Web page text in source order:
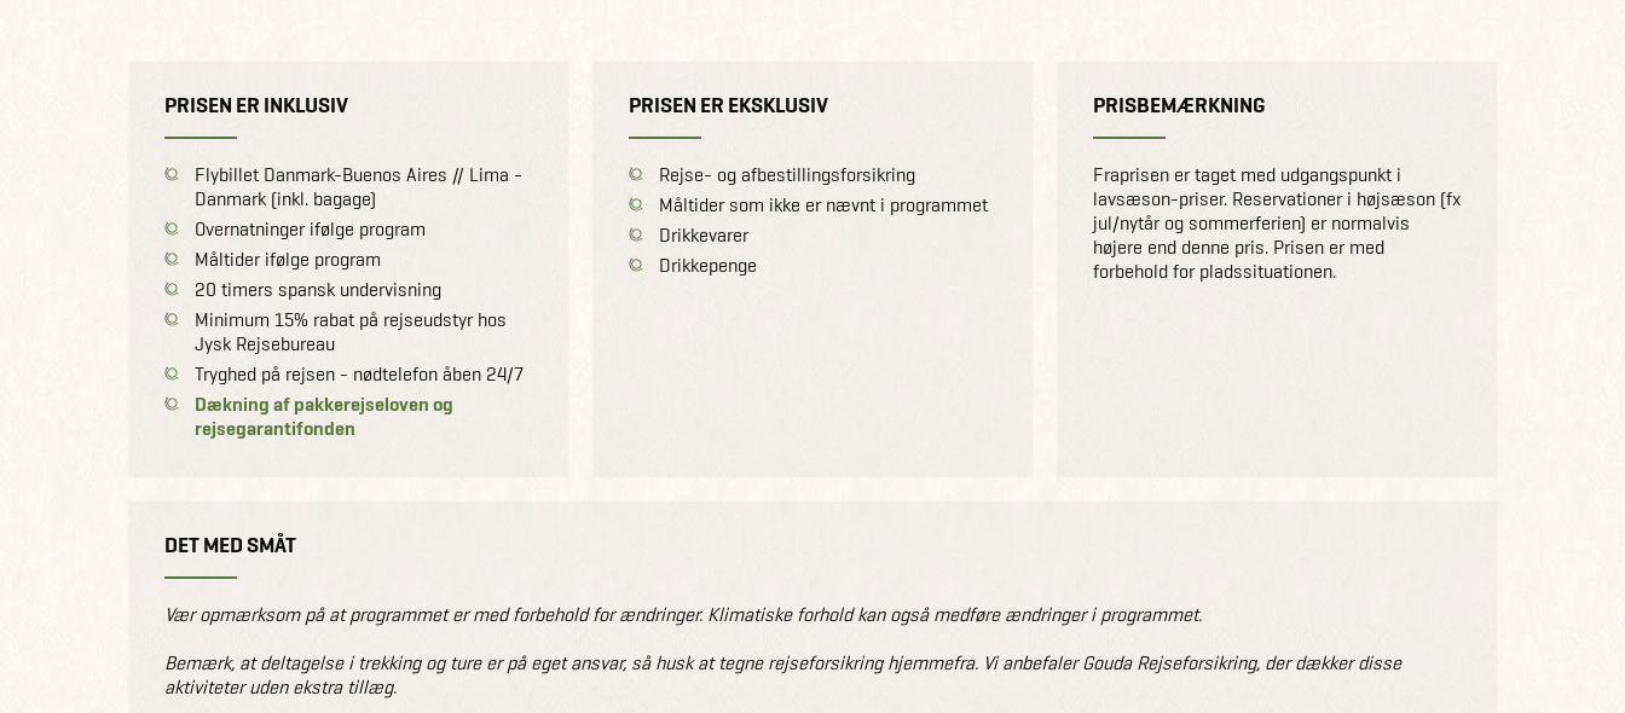
PRISEN ER INKLUSIV
Flybillet Danmark-Buenos Aires // Lima -
Danmark (inkl. bagage)
Overnatninger ifølge program
Måltider ifølge program
20 timers spansk undervisning
Minimum 15% rabat på rejseudstyr hos
Jysk Rejsebureau
Tryghed på rejsen - nødtelefon åben 24/7
Dækning af pakkerejseloven og
rejsegarantifonden
PRISEN ER EKSKLUSIV
Rejse- og afbestillingsforsikring
Måltider som ikke er nævnt i programmet
Drikkevarer
Drikkepenge
PRISBEMÆRKNING
Fraprisen er taget med udgangspunkt i
lavsæson-priser. Reservationer i højsæson (fx
jul/nytår og sommerferien) er normalvis
højere end denne pris. Prisen er med
forbehold for pladssituationen.
DET MED SMÅT
Vær opmærksom på at programmet er med forbehold for ændringer. Klimatiske forhold kan også medføre ændringer i programmet.
Bemærk, at deltagelse i trekking og ture er på eget ansvar, så husk at tegne rejseforsikring hjemmefra. Vi anbefaler Gouda Rejseforsikring, der dækker disse
aktiviteter uden ekstra tillæg.